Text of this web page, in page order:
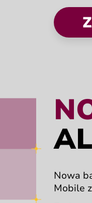
Nowa
Mobile